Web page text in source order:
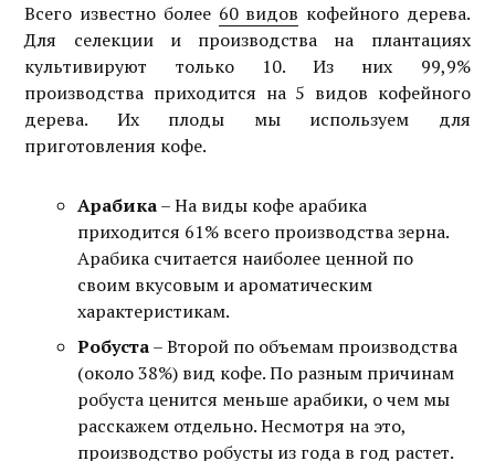
Всего известно более 60 видов кофейного дерева.
Для селекции и производства на плантациях
культивируют только 10. Из них 99,9%
производства приходится на 5 видов кофейного
дерева. Их плоды мы используем для
приготовления кофе.
Арабика– На виды кофе арабика
приходится 61% всего производства зерна.
Арабика считается наиболее ценной по
своим вкусовым и ароматическим
характеристикам.
Робуста– Второй по объемам производства
(около 38%) вид кофе. По разным причинам
робуста ценится меньше арабики, о чем мы
расскажем отдельно. Несмотря на это,
производство робусты из года в год растет.